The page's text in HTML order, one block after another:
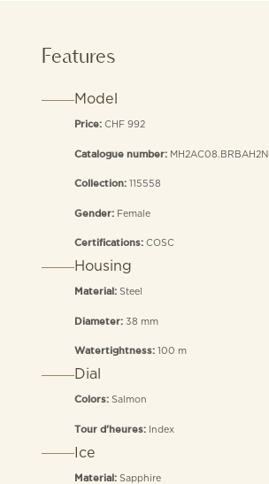
Features
Model
Price: CHF 992
Catalogue number: MH2AC08.BRBAH2N
Collection: 115558
Gender: Female
Certifications: COSC
Housing
Material: Steel
Diameter: 38 mm
Watertightness: 100 m
Dial
Colors: Salmon
Tour d’heures: Index
Ice
Material: Sapphire